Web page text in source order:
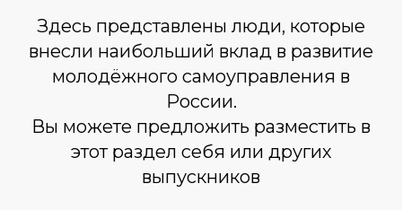
Здесь представлены люди, которые
внесли наибольший вклад в развитие
молодёжного самоуправления в
России.
Вы можете предложить разместить в
этот раздел себя или других
выпускников